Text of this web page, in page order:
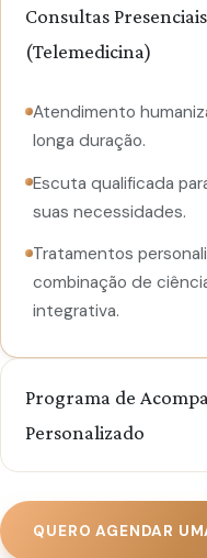
Consultas
(Telemedicina)
Atendimento
longa duração.
Escuta qualificada
suas necessidades.
Tratamentos
combinação de
integrativa.
Programa de
Personalizado
ansiedade, insônia,
QUERO AGENDAR